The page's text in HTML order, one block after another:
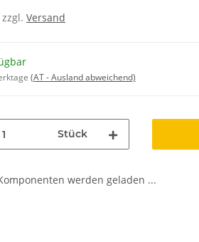
Versand
(AT - Ausland abweichend)
Stück
werden geladen ...